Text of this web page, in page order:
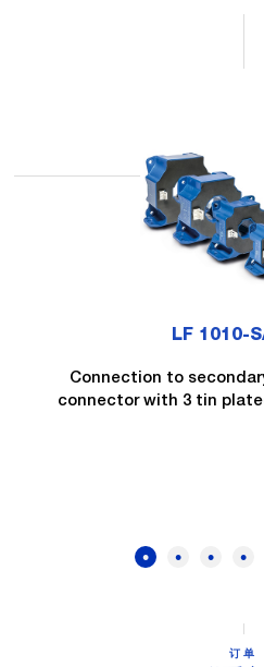
LF 1010-
Connection to
connector with 3 tin
订单